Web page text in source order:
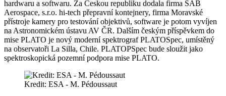
hardwaru a softwaru. Za Českou republiku dodala firma SAB
Aerospace, s.r.o. hi-tech přepravní kontejnery, firma Moravské
přístroje kamery pro testování objektivů, software je potom vyvíjen
na Astronomickém ústavu AV ČR. Dalším českým příspěvkem do
mise PLATO je nový moderní spektrograf PLATOSpec, umístěný
na observatoři La Silla, Chile. PLATOPSpec bude sloužit jako
spektroskopická pozemní podpora mise PLATO.
Kredit: ESA - M. Pédoussaut